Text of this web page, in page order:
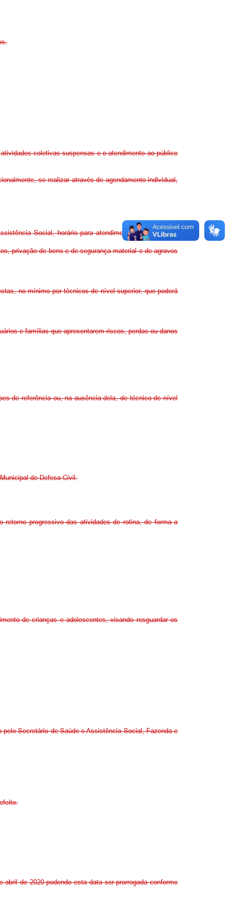
coletivas suspensas e o atendimento ao público
se realizar através de agendamento individual,
Social, horário para atendimento de pessoas e
privação de bens e de segurança material e de agravos
no mínimo por técnicos de nível superior, que poderá
e famílias que apresentarem riscos, perdas ou danos
de referência ou, na ausência dela, de técnico de nível
de Defesa Civil.
progressivo das atividades de rotina, de forma a
de crianças e adolescentes, visando resguardar os
Secretário de Saúde e Assistência Social, Fazenda e
de 2020 podendo esta data ser prorrogada conforme